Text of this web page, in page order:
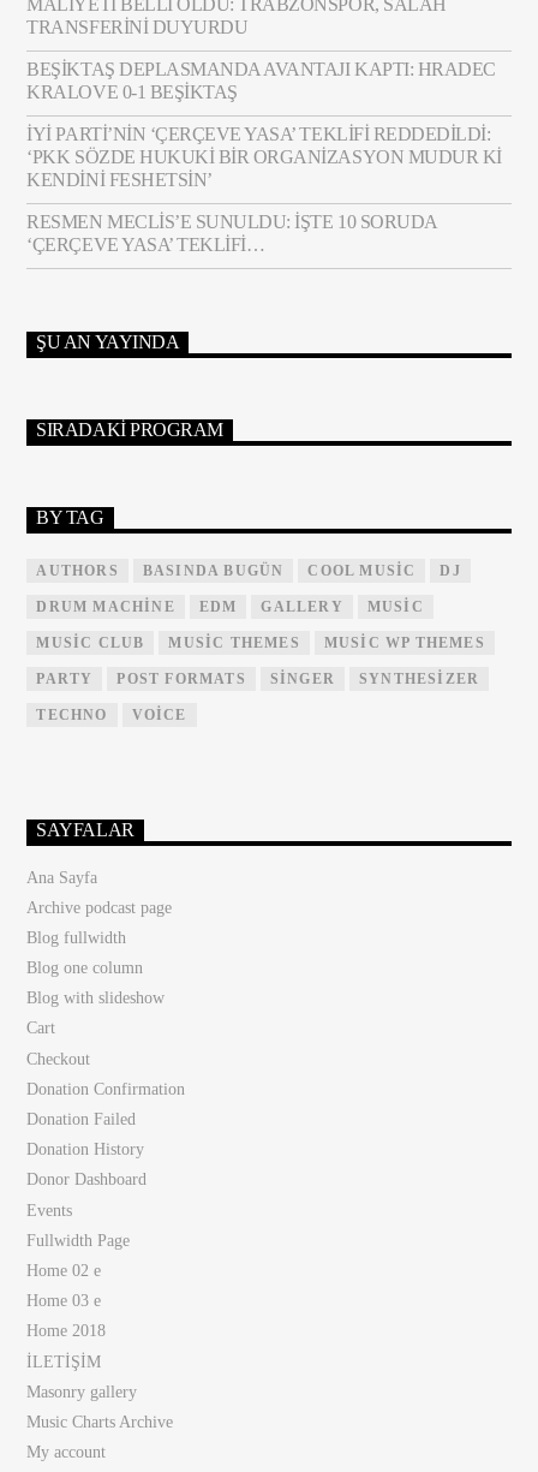
MALIYETI BELLI OLDU: TRABZONSPOR, SALAH
TRANSFERINI DUYURDU
BEŞIKTAŞ DEPLASMANDA AVANTAJI KAPTI: HRADEC
KRALOVE 0-1 BEŞIKTAŞ
İYİ PARTI’NIN ‘ÇERÇEVE YASA’ TEKLIFI REDDEDILDI:
‘PKK SÖZDE HUKUKI BIR ORGANIZASYON MUDUR KI
KENDINI FESHETSIN’
RESMEN MECLIS’E SUNULDU: İŞTE 10 SORUDA
‘ÇERÇEVE YASA’ TEKLIFI…
ŞU AN YAYINDA
SIRADAKI PROGRAM
BY TAG
AUTHORS BASINDA BUGÜN COOL MUSIC DJ
DRUM MACHINE EDM GALLERY MUSIC
MUSIC CLUB MUSIC THEMES MUSIC WP THEMES
PARTY POST FORMATS SINGER SYNTHESIZER
TECHNO VOICE
SAYFALAR
Ana Sayfa
Archive podcast page
Blog fullwidth
Blog one column
Blog with slideshow
Cart
Checkout
Donation Confirmation
Donation Failed
Donation History
Donor Dashboard
Events
Fullwidth Page
Home 02 e
Home 03 e
Home 2018
İLETİŞİM
Masonry gallery
Music Charts Archive
My account